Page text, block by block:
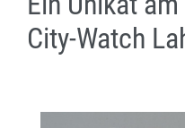
City-Watch